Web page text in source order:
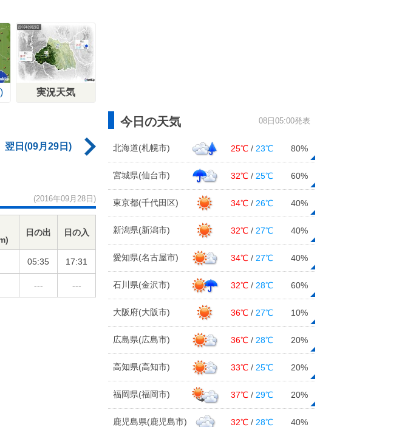
実況天気
翌日(09月29日)
(2016年09月28日)
日の出 日の入
05:35 17:31
--- ---
今日の天気 08日05:00発表
北海道(札幌市) 25℃ / 23℃ 80%
宮城県(仙台市) 32℃ / 25℃ 60%
東京都(千代田区) 34℃ / 26℃ 40%
新潟県(新潟市) 32℃ / 27℃ 40%
愛知県(名古屋市) 34℃ / 27℃ 40%
石川県(金沢市) 32℃ / 28℃ 60%
大阪府(大阪市) 36℃ / 27℃ 10%
広島県(広島市) 36℃ / 28℃ 20%
高知県(高知市) 33℃ / 25℃ 20%
福岡県(福岡市) 37℃ / 29℃ 20%
鹿児島県(鹿児島市) 32℃ / 28℃ 40%